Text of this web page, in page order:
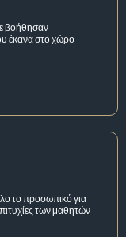
βοήθησαν
έκανα στο χώρο
το προσωπικό για
των μαθητών